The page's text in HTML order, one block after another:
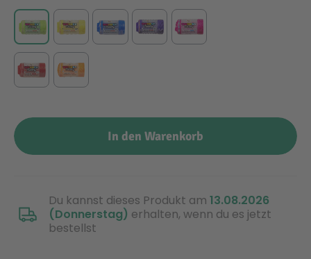
Malen & Zeichnen
Marvel™ Super Heroes
Minecraft™
Minifiguren
Speed Champions
Knights
NOVELMORE
Sports Action
Wiltopia
In den Warenkorb
Du kannst dieses Produkt am 13.08.2026
(Donnerstag) erhalten, wenn du es jetzt
bestellst